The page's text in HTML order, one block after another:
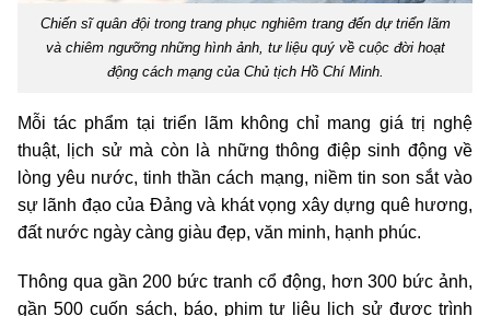
Chiến sĩ quân đội trong trang phục nghiêm trang đến dự triển lãm
và chiêm ngưỡng những hình ảnh, tư liệu quý về cuộc đời hoạt
động cách mạng của Chủ tịch Hồ Chí Minh.
Mỗi tác phẩm tại triển lãm không chỉ mang giá trị nghệ
thuật, lịch sử mà còn là những thông điệp sinh động về
lòng yêu nước, tinh thần cách mạng, niềm tin son sắt vào
sự lãnh đạo của Đảng và khát vọng xây dựng quê hương,
đất nước ngày càng giàu đẹp, văn minh, hạnh phúc.
Thông qua gần 200 bức tranh cổ động, hơn 300 bức ảnh,
gần 500 cuốn sách, báo, phim tư liệu lịch sử được trình